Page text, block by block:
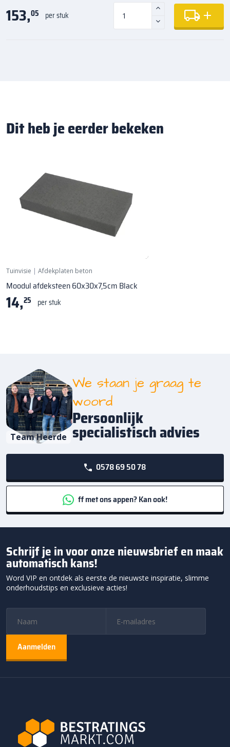
153,05 per stuk
Dit heb je eerder bekeken
Tuinvisie | Afdekplaten beton
Moodul afdeksteen 60x30x7,5cm Black
14,25 per stuk
Team Heerde
We staan je graag te
woord
Persoonlijk
specialistisch advies
0578 69 50 78
ff met ons appen? Kan ook!
Schrijf je in voor onze nieuwsbrief en maak
automatisch kans!
Word VIP en ontdek als eerste de nieuwste inspiratie, slimme
onderhoudstips en exclusieve acties!